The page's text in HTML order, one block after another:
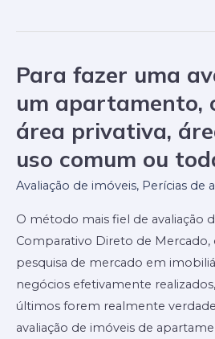
ou
a
real?
Para fazer uma
um apartamento,
área privativa,
uso comum ou
Avaliação de imóveis, Perícias de
O método mais fiel de avaliação
Comparativo Direto de Mercado,
pesquisa de mercado em
negócios efetivamente
últimos forem realmente
avaliação de imóveis de
Para
uma
avaliação
de
um
o
que
conta:
área
privativa,
área